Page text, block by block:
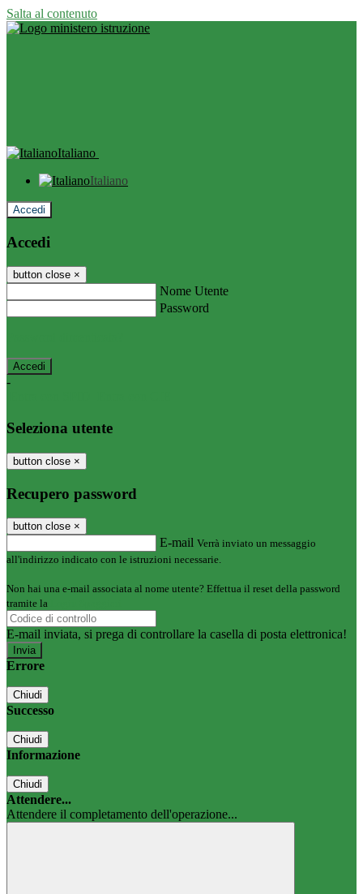
Salta al contenuto
Italiano
Italiano
Accedi
Accedi
button close ×
Nome Utente
Password
-
Seleziona utente
button close ×
Recupero password
button close ×
E-mail Verrà inviato un messaggio
all'indirizzo indicato con le istruzioni necessarie.
Non hai una e-mail associata al nome utente? Effettua il reset della password
tramite la
E-mail inviata, si prega di controllare la casella di posta elettronica!
Errore
Chiudi
Successo
Chiudi
Informazione
Chiudi
Attendere...
Attendere il completamento dell'operazione...